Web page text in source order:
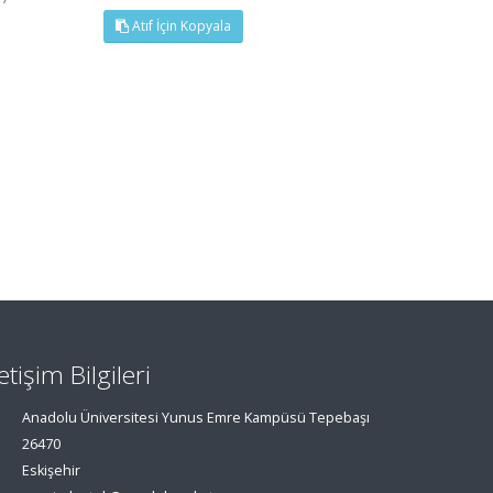
Atıf İçin Kopyala
Bilgileri
Anadolu Üniversitesi Yunus Emre Kampüsü Tepebaşı
26470
Eskişehir